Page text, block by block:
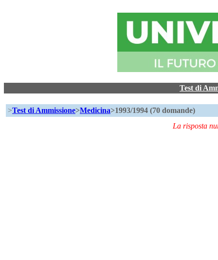
Test di
>Test di Ammissione>Medicina>1993/1994 (70 domande)
La risposta